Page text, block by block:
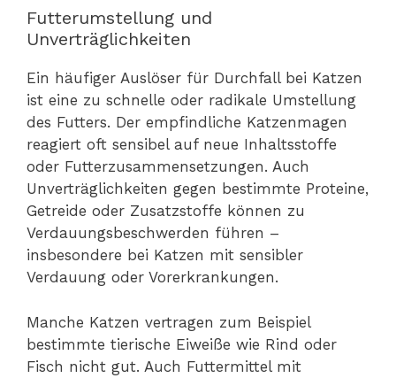
Futterumstellung und
Unverträglichkeiten
Ein häufiger Auslöser für Durchfall bei Katzen
ist eine zu schnelle oder radikale Umstellung
des Futters. Der empfindliche Katzenmagen
reagiert oft sensibel auf neue Inhaltsstoffe
oder Futterzusammensetzungen. Auch
Unverträglichkeiten gegen bestimmte Proteine,
Getreide oder Zusatzstoffe können zu
Verdauungsbeschwerden führen –
insbesondere bei Katzen mit sensibler
Verdauung oder Vorerkrankungen.
Manche Katzen vertragen zum Beispiel
bestimmte tierische Eiweiße wie Rind oder
Fisch nicht gut. Auch Futtermittel mit